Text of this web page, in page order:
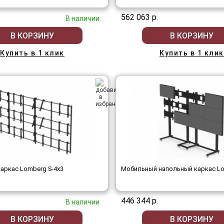
В наличии
В КОРЗИНУ
Купить в 1 клик
562 063 р.
В КОРЗИНУ
Купить в 1 клик
Lomberg S-4х3
В наличии
В КОРЗИНУ
Мобильный напольный каркас
446 344 р.
В КОРЗИНУ